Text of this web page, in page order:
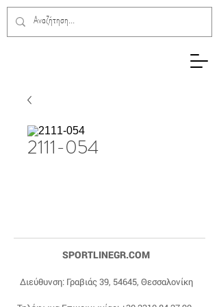
2111-054
SPORTLINEGR.COM
Διεύθυνση: Γραβιάς 39, 54645, Θεσσαλονίκη